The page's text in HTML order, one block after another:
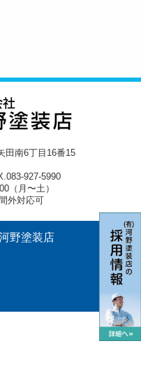
田南6丁目16番15
927-5990
（月〜土）
外対応可
野塗装店